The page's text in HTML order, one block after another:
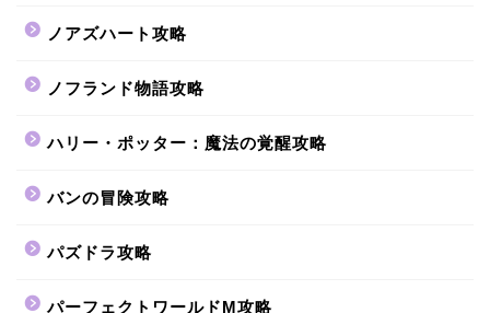
ノアズハート攻略
ノフランド物語攻略
ハリー・ポッター：魔法の覚醒攻略
バンの冒険攻略
パズドラ攻略
パーフェクトワールドM攻略